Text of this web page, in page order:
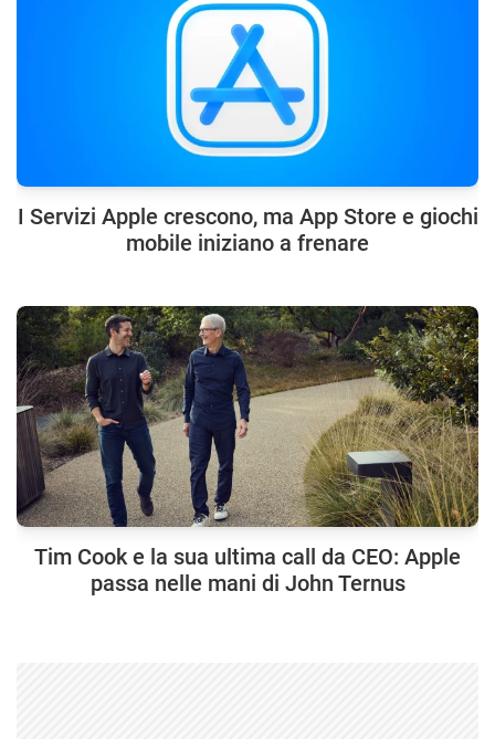
I Servizi Apple crescono, ma App Store e giochi
mobile iniziano a frenare
Tim Cook e la sua ultima call da CEO: Apple
passa nelle mani di John Ternus